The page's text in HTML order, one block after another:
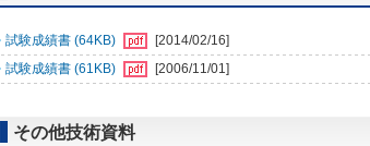
試験成績書 (64KB)
[2014/02/16]
試験成績書 (61KB)
[2006/11/01]
その他技術資料